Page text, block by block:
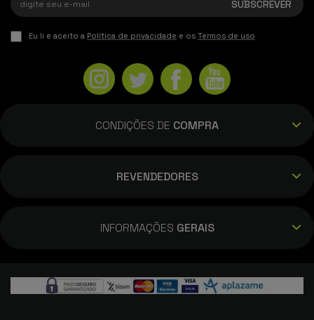
Eu li e aceito a Política de privacidade e os Termos de uso
CONDIÇÕES DE COMPRA
REVENDEDORES
INFORMAÇÕES GERAIS